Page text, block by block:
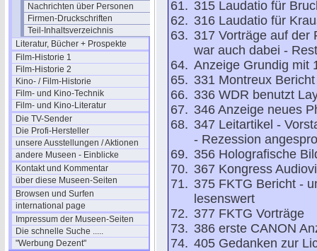
Nachrichten über Personen
Firmen-Druckschriften
Teil-Inhaltsverzeichnis
Literatur, Bücher + Prospekte
Film-Historie 1
Film-Historie 2
Kino- / Film-Historie
Film- und Kino-Technik
Film- und Kino-Literatur
Die TV-Sender
Die Profi-Hersteller
unsere Ausstellungen / Aktionen
andere Museen - Einblicke
Kontakt und Kommentar
über diese Museen-Seiten
Browsen und Surfen
international page
Impressum der Museen-Seiten
Die schnelle Suche .....
"Werbung Dezent"
315 Laudatio für
316 Laudatio für
317 Vorträge auf der
war auch dabei -
Anzeige Grundig mit
331 Montreux Bericht
336 WDR benutzt
346 Anzeige neues
347 Leitartikel -
- Rezession
356 Holografische
367 Kongress
375 FKTG Bericht -
lesenswert
377 FKTG Vorträge
386 erste CANON
405 Gedanken zur